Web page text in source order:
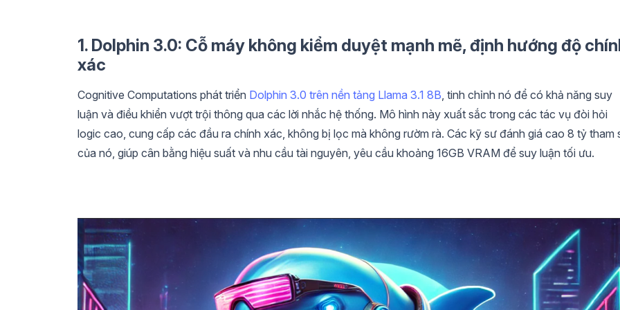
1. Dolphin 3.0: Cỗ máy không kiểm duyệt mạnh mẽ, định hướng độ
xác
Cognitive Computations phát triển Dolphin 3.0 trên nền tảng Llama 3.1 8B , tinh chỉnh nó để có khả năng suy
luận và điều khiển vượt trội thông qua các lời nhắc hệ thống. Mô hình này xuất sắc trong các tác vụ đòi hỏi
logic cao, cung cấp các đầu ra chính xác, không bị lọc mà không rườm rà. Các kỹ sư đánh giá cao 8 tỷ tham
của nó, giúp cân bằng hiệu suất và nhu cầu tài nguyên, yêu cầu khoảng 16GB VRAM để suy luận tối ưu.